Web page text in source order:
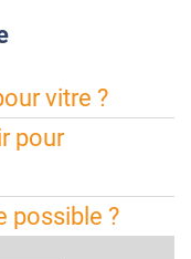
vitre ?
pour
possible ?